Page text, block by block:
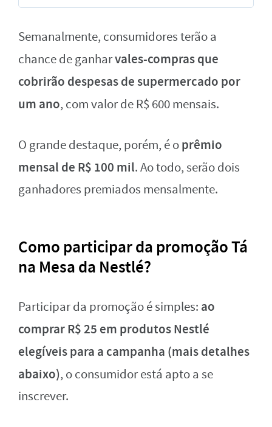
Semanalmente, consumidores terão a
chance de ganharvales-compras que
cobrirão despesas de supermercado por
um ano, com valor de R$ 600 mensais.
O grande destaque, porém, é oprêmio
mensal de R$ 100 mil. Ao todo, serão dois
ganhadores premiados mensalmente.
Como participar da promoção Tá
na Mesa da Nestlé?
Participar da promoção é simples: ao
comprar R$ 25 em produtos Nestlé
elegíveis para a campanha (mais detalhes
abaixo), o consumidor está apto a se
inscrever.